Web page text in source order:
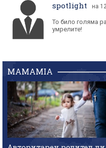
spotlight на
То било голяма
умрелите!
MAMAMIA